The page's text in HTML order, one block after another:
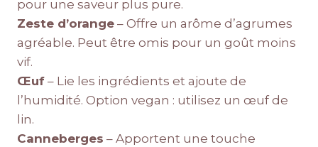
pour une saveur plus pure.
Zeste d’orange – Offre un arôme d’agrumes
agréable. Peut être omis pour un goût moins
vif.
Œuf – Lie les ingrédients et ajoute de
l’humidité. Option vegan : utilisez un œuf de
lin.
Canneberges – Apportent une touche